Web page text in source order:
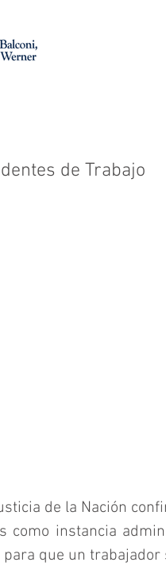
de Trabajo
de la Nación
como instancia
que un